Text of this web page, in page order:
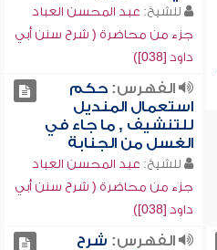
للشيخ: عبد المحسن العباد
جزء من محاضرة ( شرح سنن أبي
داود [038])
الفهرس:حكم
استعمال المنديل
للتنشيف , ما جاء في
الغسل من الجنابة
للشيخ: عبد المحسن العباد
جزء من محاضرة ( شرح سنن أبي
داود [038])
الفهرس: شرح